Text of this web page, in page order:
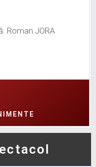
Roman JORA